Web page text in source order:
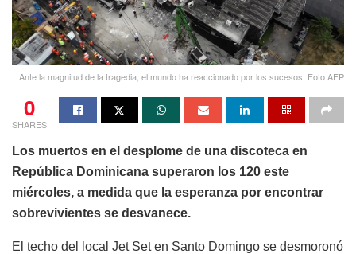
Ante la magnitud de la tragedia, el mundo ha reaccionado por los sucesos. Foto AFP
0
SHARES
Los muertos en el desplome de una discoteca en
República Dominicana superaron los 120 este
miércoles, a medida que la esperanza por encontrar
sobrevivientes se desvanece.
El techo del local Jet Set en Santo Domingo se desmoronó